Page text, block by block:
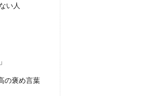
い人
の褒め言葉